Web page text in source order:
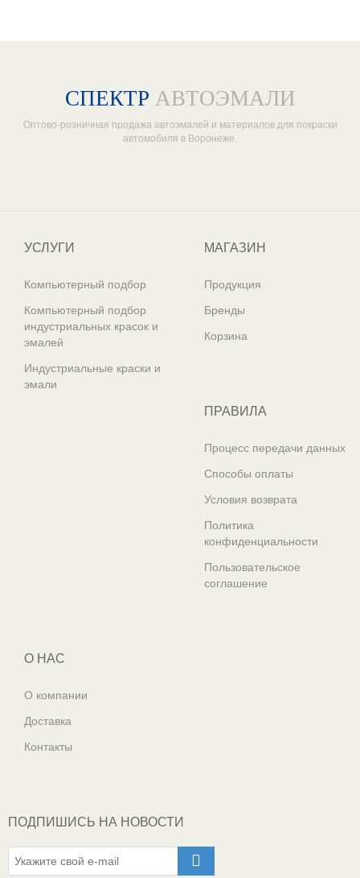
СПЕКТР АВТОЭМАЛИ
Оптово-розничная продажа автоэмалей и материалов для покраски
автомобиля в Воронеже.
УСЛУГИ
Компьютерный подбор
Компьютерный подбор
индустриальных красок и
эмалей
Индустриальные краски и
эмали
МАГАЗИН
Продукция
Бренды
Корзина
ПРАВИЛА
Процесс передачи данных
Способы оплаты
Условия возврата
Политика
конфиденциальности
Пользовательское
соглашение
О НАС
О компании
Доставка
Контакты
ПОДПИШИСЬ НА НОВОСТИ